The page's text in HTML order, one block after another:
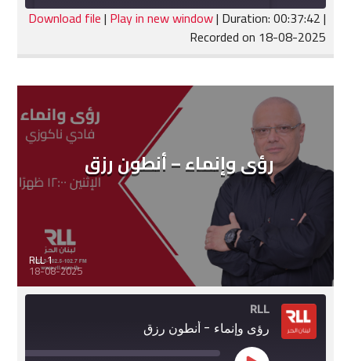
seconds
RSS FEED
SHARE
EMBED
Download file| Play in new window| Duration: 00:37:42|
Recorded on 18-08-2025
رؤى وإنماء – أنطون رزق
RLL 1
18-08-2025
RLL
رؤى وإنماء - أنطون رزق